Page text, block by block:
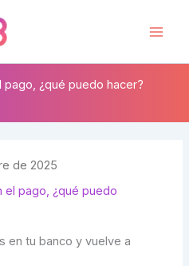
¿qué puedo hacer?
de 2025
el pago, ¿qué puedo
en tu banco y vuelve a